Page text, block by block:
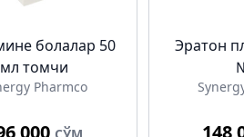
болалар 50
мл томчи
Pharmco
000
Эратон
148